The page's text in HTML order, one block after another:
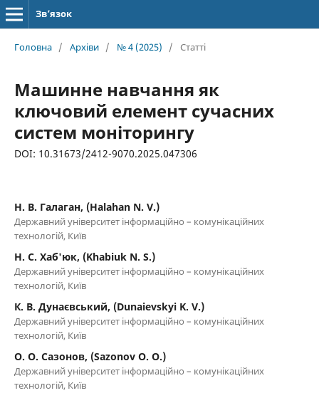
Зв’язок
Головна / Архіви / № 4 (2025) / Статті
Машинне навчання як
ключовий елемент сучасних
систем моніторингу
DOI: 10.31673/2412-9070.2025.047306
Н. В. Галаган, (Halahan N. V.)
Державний університет інформаційно – комунікаційних
технологій, Київ
Н. С. Хаб'юк, (Khabiuk N. S.)
Державний університет інформаційно – комунікаційних
технологій, Київ
К. В. Дунаєвський, (Dunaievskyi K. V.)
Державний університет інформаційно – комунікаційних
технологій, Київ
О. О. Сазонов, (Sazonov O. O.)
Державний університет інформаційно – комунікаційних
технологій, Київ